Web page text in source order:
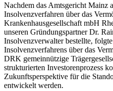
Nachdem das Amtsgericht Mainz
Insolvenzverfahren über das
Krankenhausgesellschaft mbH
unseren Gründungspartner Dr.
Insolvenzverwalter bestellte,
Insolvenzverfahrens über das
DRK gemeinnützige
strukturierten Investorenprozess
Zukunftsperspektive für die
entwickelt werden.